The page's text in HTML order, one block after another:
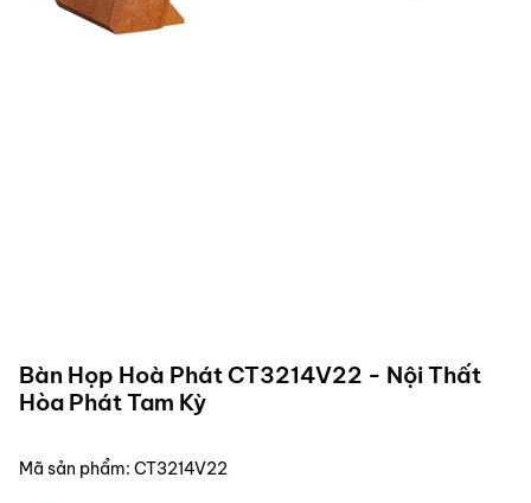
Bàn Họp Hoà Phát CT3214V22 - Nội Thất
Hòa Phát Tam Kỳ
Mã sản phẩm: CT3214V22